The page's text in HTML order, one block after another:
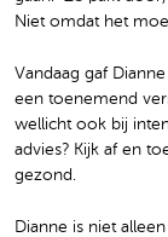
Niet omdat het
Vandaag gaf
een toenemend
wellicht ook bij
advies? Kijk af en
gezond.
Dianne is niet